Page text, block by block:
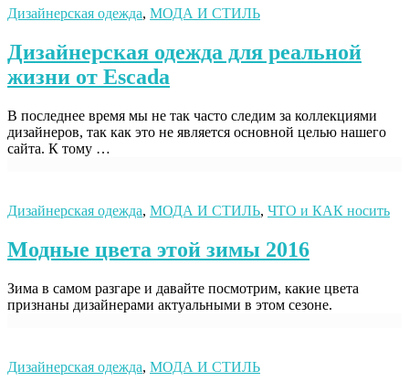
Дизайнерская одежда, МОДА И СТИЛЬ
Дизайнерская одежда для реальной
жизни от Escada
В последнее время мы не так часто следим за коллекциями
дизайнеров, так как это не является основной целью нашего
сайта. К тому …
Дизайнерская одежда, МОДА И СТИЛЬ, ЧТО и КАК носить
Модные цвета этой зимы 2016
Зима в самом разгаре и давайте посмотрим, какие цвета
признаны дизайнерами актуальными в этом сезоне.
Дизайнерская одежда, МОДА И СТИЛЬ